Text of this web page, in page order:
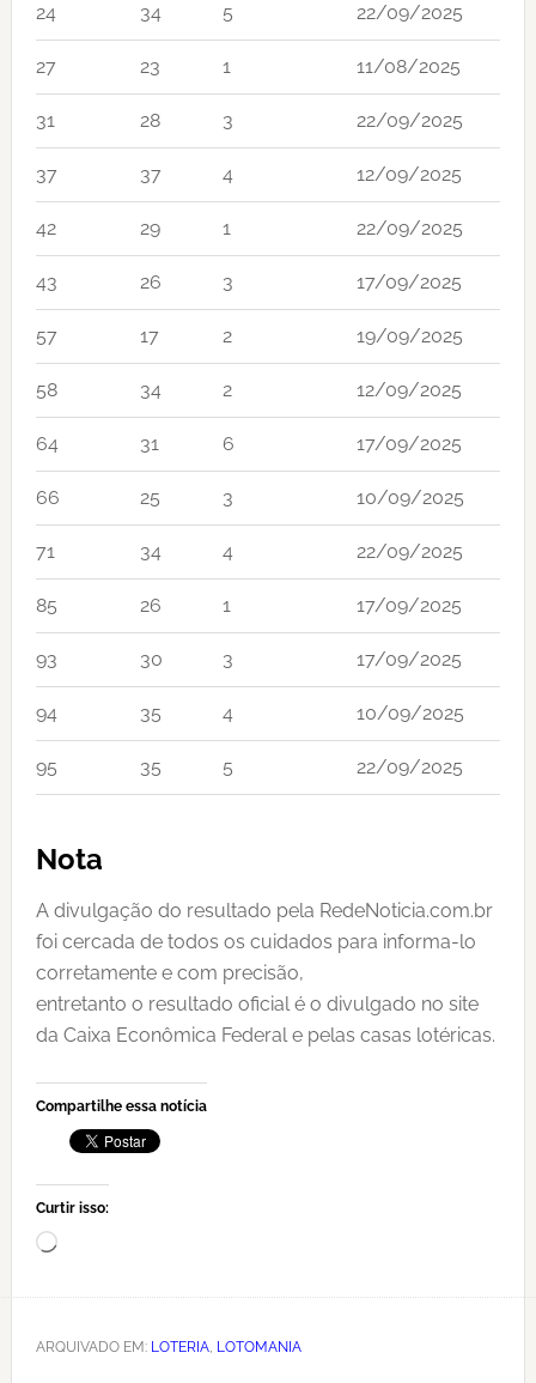
24 34 5 22/09/2025
27 23 1 11/08/2025
31 28 3 22/09/2025
37 37 4 12/09/2025
42 29 1 22/09/2025
43 26 3 17/09/2025
57 17 2 19/09/2025
58 34 2 12/09/2025
64 31 6 17/09/2025
66 25 3 10/09/2025
71 34 4 22/09/2025
85 26 1 17/09/2025
93 30 3 17/09/2025
94 35 4 10/09/2025
95 35 5 22/09/2025
Nota
A divulgação do resultado pela RedeNoticia.com.br
foi cercada de todos os cuidados para informa-lo
corretamente e com precisão,
entretanto o resultado oficial é o divulgado no site
da Caixa Econômica Federal e pelas casas lotéricas.
Compartilhe essa notícia
Curtir isso:
Carregando...
ARQUIVADO EM: LOTERIA, LOTOMANIA